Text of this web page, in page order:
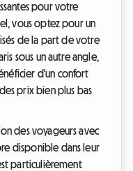
pour votre
vous optez pour un
de la part de votre
sous un autre angle,
d'un confort
prix bien plus bas
des voyageurs avec
disponible dans leur
particulièrement